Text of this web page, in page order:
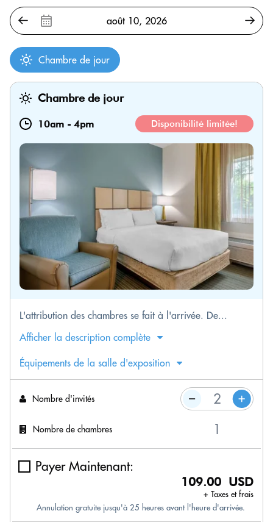
Chambre de jour
Chambre de jour
10am - 4pm Disponibilité limitée!
L'attribution des chambres se fait à l'arrivée. De...
Afficher la description complète
Équipements de la salle d'exposition
Nombre d'invités
Nombre de chambres
Payer Maintenant:
109.00 USD
+ Taxes et frais
Annulation gratuite jusqu'à 25 heures avant l'heure d'arrivée.